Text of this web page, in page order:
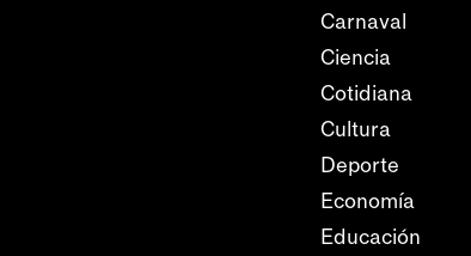
Carnaval
Ciencia
Cotidiana
Cultura
Deporte
Economía
Educación